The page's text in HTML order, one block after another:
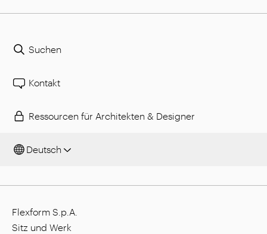
Suchen
Kontakt
Ressourcen für Architekten & Designer
Deutsch
Flexform S.p.A.
Sitz und Werk